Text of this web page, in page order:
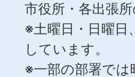
市役所・各出張
※土曜日・日曜日
しています。
※一部の部署で